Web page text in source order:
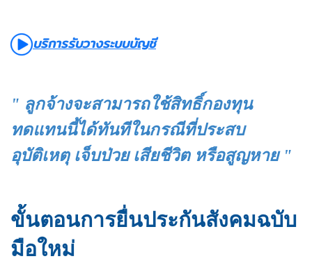
บริการรับวางระบบบัญชี
" ลูกจ้างจะสามารถใช้สิทธิ์กองทุน
ทดแทนนี้ได้ทันทีในกรณีที่ประสบ
อุบัติเหตุ เจ็บป่วย เสียชีวิต หรือสูญหาย "
ขั้นตอนการยื่นประกันสังคมฉบับ
มือใหม่